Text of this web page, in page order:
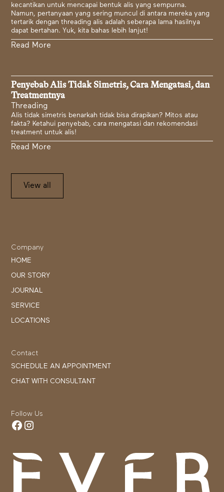
kecantikan untuk mencapai bentuk alis yang sempurna.
Namun, pertanyaan yang sering muncul di antara mereka yang
tertarik dengan threading alis adalah seberapa lama hasilnya
dapat bertahan. Yuk, kita bahas lebih lanjut!
Read More
Penyebab Alis Tidak Simetris, Cara Mengatasi, dan
Treatmentnya
Threading
Alis tidak simetris benarkah tidak bisa dirapikan? Mitos atau
fakta? Ketahui penyebab, cara mengatasi dan rekomendasi
treatment untuk alis!
Read More
View all
Company
HOME
OUR STORY
JOURNAL
SERVICE
LOCATIONS
Contact
SCHEDULE AN APPOINTMENT
CHAT WITH CONSULTANT
Follow Us